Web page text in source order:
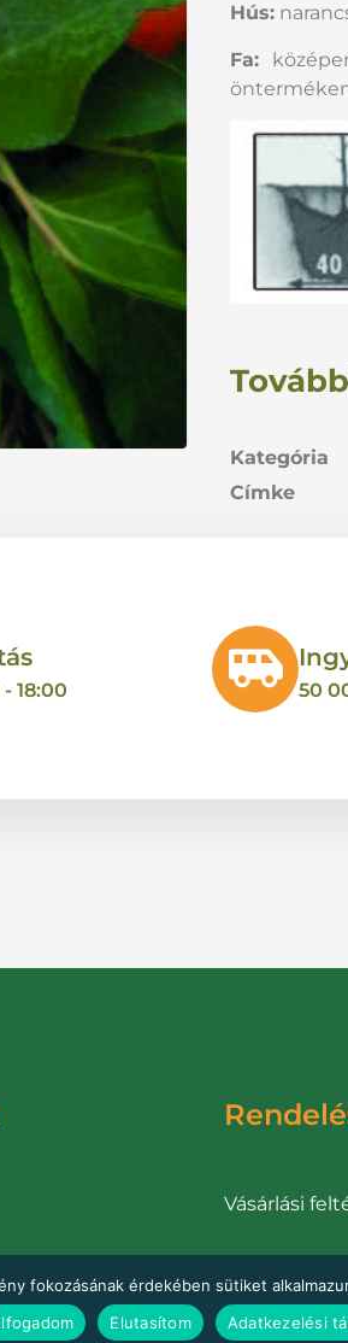
Hús:
Fa:
Kategória
Címke
18:00 50
Vásárlási
Elállás a
fokozásának érdekében sütiket
Elutasítom Adatkezelési